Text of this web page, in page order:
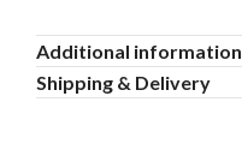
Additional information
Shipping & Delivery